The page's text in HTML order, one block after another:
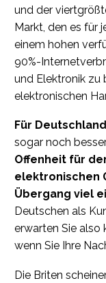
und der
Markt, den es für
einem hohen
90%-
und Elektronik zu
elektronischen
Für
sogar noch
Offenheit für
elektronischen
Übergang viel
Deutschen als
erwarten Sie also
wenn Sie Ihre
Die Briten